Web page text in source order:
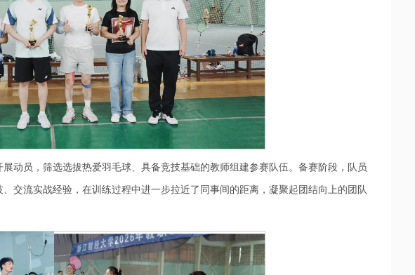
动员，筛选选拔热爱羽毛球、具备竞技基础的教师组建参赛队伍。备赛阶段，队员
交流实战经验，在训练过程中进一步拉近了同事间的距离，凝聚起团结向上的团队